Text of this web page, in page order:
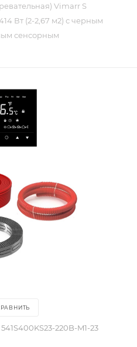
Vimarr S
Вт (2-2,67 м2) с черным
сенсорным
541S400KS23-220B-M1-23